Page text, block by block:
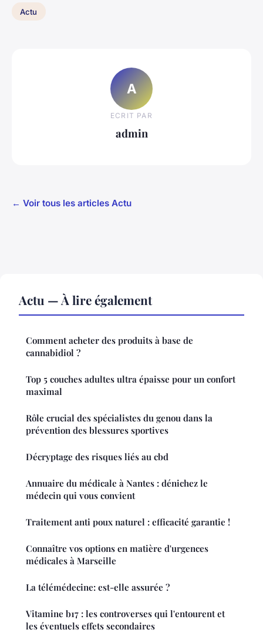
Actu
A
ECRIT PAR
admin
← Voir tous les articles Actu
Actu — À lire également
Comment acheter des produits à base de
cannabidiol ?
Top 5 couches adultes ultra épaisse pour un confort
maximal
Rôle crucial des spécialistes du genou dans la
prévention des blessures sportives
Décryptage des risques liés au cbd
Annuaire du médicale à Nantes : dénichez le
médecin qui vous convient
Traitement anti poux naturel : efficacité garantie !
Connaître vos options en matière d'urgences
médicales à Marseille
La télémédecine: est-elle assurée ?
Vitamine b17 : les controverses qui l'entourent et
les éventuels effets secondaires